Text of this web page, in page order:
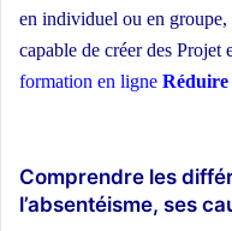
en individuel ou en groupe,
capable de créer des Projet
formation en ligne Réduire
Comprendre les
l’absentéisme, ses